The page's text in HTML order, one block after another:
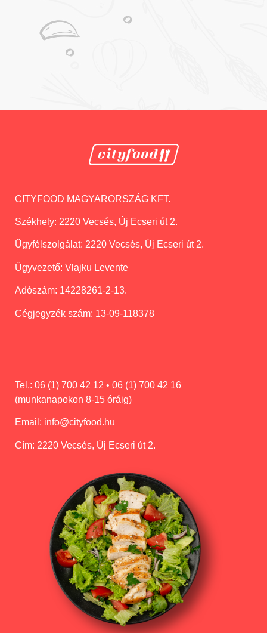
CITYFOOD MAGYARORSZÁG KFT.
Székhely: 2220 Vecsés, Új Ecseri út 2.
Ügyfélszolgálat: 2220 Vecsés, Új Ecseri út 2.
Ügyvezető: Vlajku Levente
Adószám: 14228261-2-13.
Cégjegyzék szám: 13-09-118378
Tel.: 06 (1) 700 42 12 • 06 (1) 700 42 16
(munkanapokon 8-15 óráig)
Email: info@cityfood.hu
Cím: 2220 Vecsés, Új Ecseri út 2.